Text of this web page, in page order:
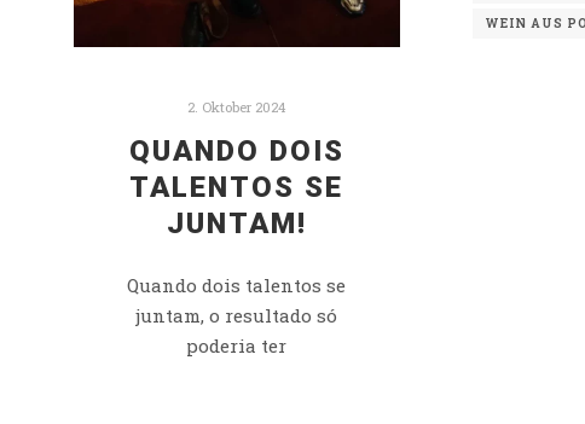
2. Oktober 2024
QUANDO DOIS
TALENTOS SE
JUNTAM!
Quando dois talentos se
juntam, o resultado só
poderia ter
WEIN AUS